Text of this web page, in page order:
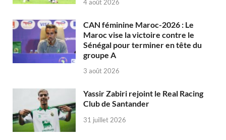
4 août 2026
CAN féminine Maroc-2026 : Le
Maroc vise la victoire contre le
Sénégal pour terminer en tête du
groupe A
3 août 2026
Yassir Zabiri rejoint le Real Racing
Club de Santander
31 juillet 2026